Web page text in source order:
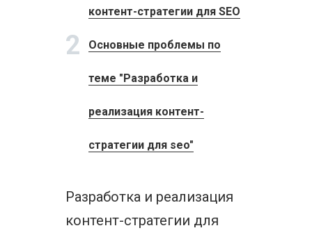
контент-стратегии для SEO
2 Основные проблемы по
теме "Разработка и
реализация контент-
стратегии для seo"
Разработка и реализация
контент-стратегии для